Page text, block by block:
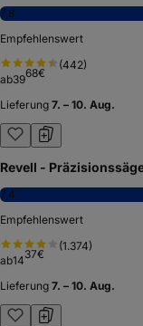
7,8
Empfehlenswert
(442)
ab3968€
Lieferung 7. – 10. Aug.
Revell -
7,4
Empfehlenswert
(1.374)
ab1437€
Lieferung 7. – 10. Aug.